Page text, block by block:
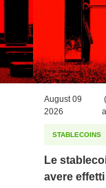
August 09
2026
STABLECOINS
Le
avere